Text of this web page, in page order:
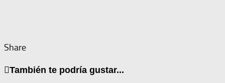
Share
También te podría gustar...